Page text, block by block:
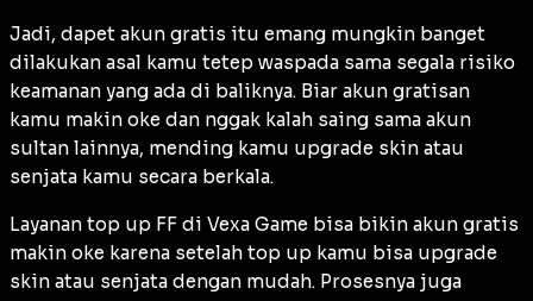
Jadi, dapet akun gratis itu emang mungkin banget
dilakukan asal kamu tetep waspada sama segala risiko
keamanan yang ada di baliknya. Biar akun gratisan
kamu makin oke dan nggak kalah saing sama akun
sultan lainnya, mending kamu upgrade skin atau
senjata kamu secara berkala.
Layanan top up FF di Vexa Game bisa bikin akun gratis
makin oke karena setelah top up kamu bisa upgrade
skin atau senjata dengan mudah. Prosesnya juga